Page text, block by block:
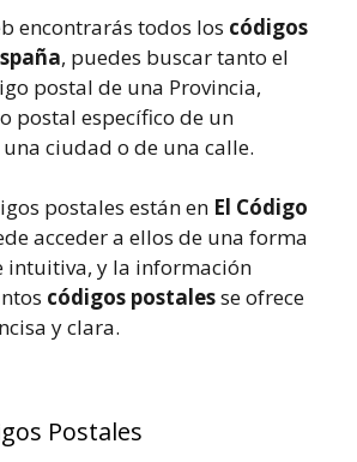
encontrarás todos los códigos
, puedes buscar tanto el
postal de una Provincia,
postal específico de un
ciudad o de una calle.
postales están en El Código
acceder a ellos de una forma
intuitiva, y la información
códigos postalesse ofrece
y clara.
Postales